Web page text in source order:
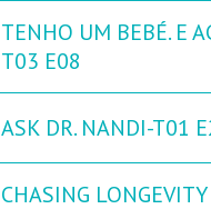
TENHO UM BEBÉ. E
T03 E08
ASK DR. NANDI-T01
CHASING